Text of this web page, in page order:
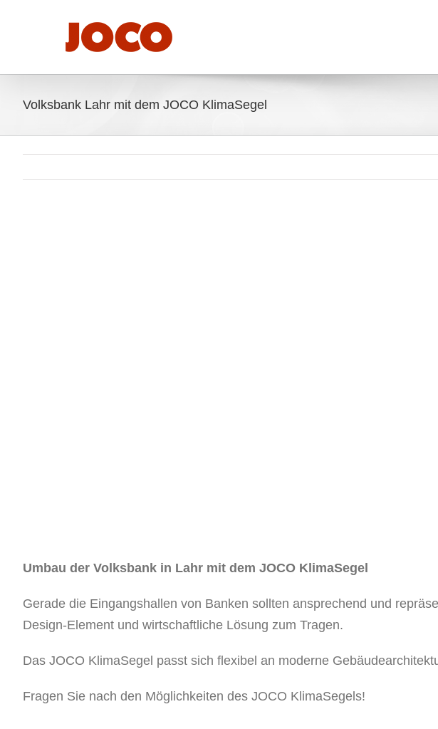
Volksbank Lahr mit dem JOCO KlimaSegel
Umbau der Volksbank in Lahr mit dem JOCO KlimaSegel
Gerade die Eingangshallen von Banken sollten ansprechend und
Design-Element und wirtschaftliche Lösung zum Tragen.
Das JOCO KlimaSegel passt sich flexibel an moderne
Fragen Sie nach den Möglichkeiten des JOCO KlimaSegels!